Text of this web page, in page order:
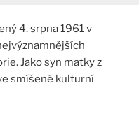
4. srpna 1961 v
Jako syn matky z
smíšené kulturní